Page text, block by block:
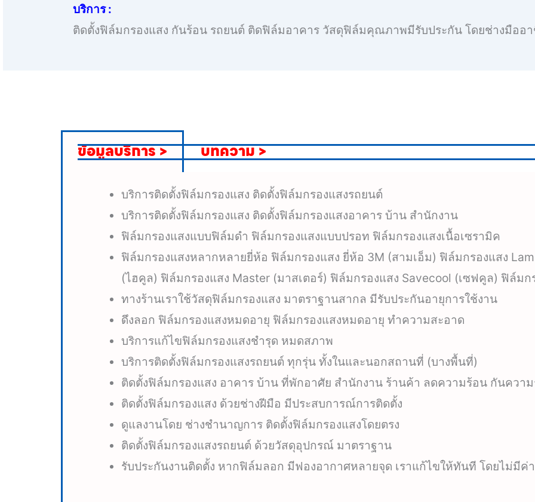
บริการ :
ติดตั้งฟิล์มกรองแสง กันร้อน รถยนต์ ติดฟิล์มอาคาร วัสดุฟิล์มคุณภาพมีรับประกัน โดยช่างมืออ
ข้อมูลบริการ > บทความ >
บริการติดตั้งฟิล์มกรองแสง ติดตั้งฟิล์มกรองแสงรถยนต์
บริการติดตั้งฟิล์มกรองแสง ติดตั้งฟิล์มกรองแสงอาคาร บ้าน สำนักงาน
ฟิล์มกรองแสงแบบฟิล์มดำ ฟิล์มกรองแสงแบบปรอท ฟิล์มกรองแสงเนื้อเซรามิค
ฟิล์มกรองแสงหลากหลายยี่ห้อ ฟิล์มกรองแสง ยี่ห้อ 3M (สามเอ็ม) ฟิล์มกรองแสง
(ไฮคูล) ฟิล์มกรองแสง Master (มาสเตอร์) ฟิล์มกรองแสง Savecool (เซฟคูล) ฟิล์มก
ทางร้านเราใช้วัสดุฟิล์มกรองแสง มาตราฐานสากล มีรับประกันอายุการใช้งาน
ดึงลอก ฟิล์มกรองแสงหมดอายุ ฟิล์มกรองแสงหมดอายุ ทำความสะอาด
บริการแก้ไขฟิล์มกรองแสงชำรุด หมดสภาพ
บริการติดตั้งฟิล์มกรองแสงรถยนต์ ทุกรุ่น ทั้งในและนอกสถานที่ (บางพื้นที่)
ติดตั้งฟิล์มกรองแสง อาคาร บ้าน ที่พักอาศัย สำนักงาน ร้านค้า ลดความร้อน กันควา
ติดตั้งฟิล์มกรองแสง ด้วยช่างฝีมือ มีประสบการณ์การติดตั้ง
ดูแลงานโดย ช่างชำนาญการ ติดตั้งฟิล์มกรองแสงโดยตรง
ติดตั้งฟิล์มกรองแสงรถยนต์ ด้วยวัสดุอุปกรณ์ มาตราฐาน
รับประกันงานติดตั้ง หากฟิล์มลอก มีฟองอากาศหลายจุด เราแก้ไขให้ทันที โดยไม่มีค่